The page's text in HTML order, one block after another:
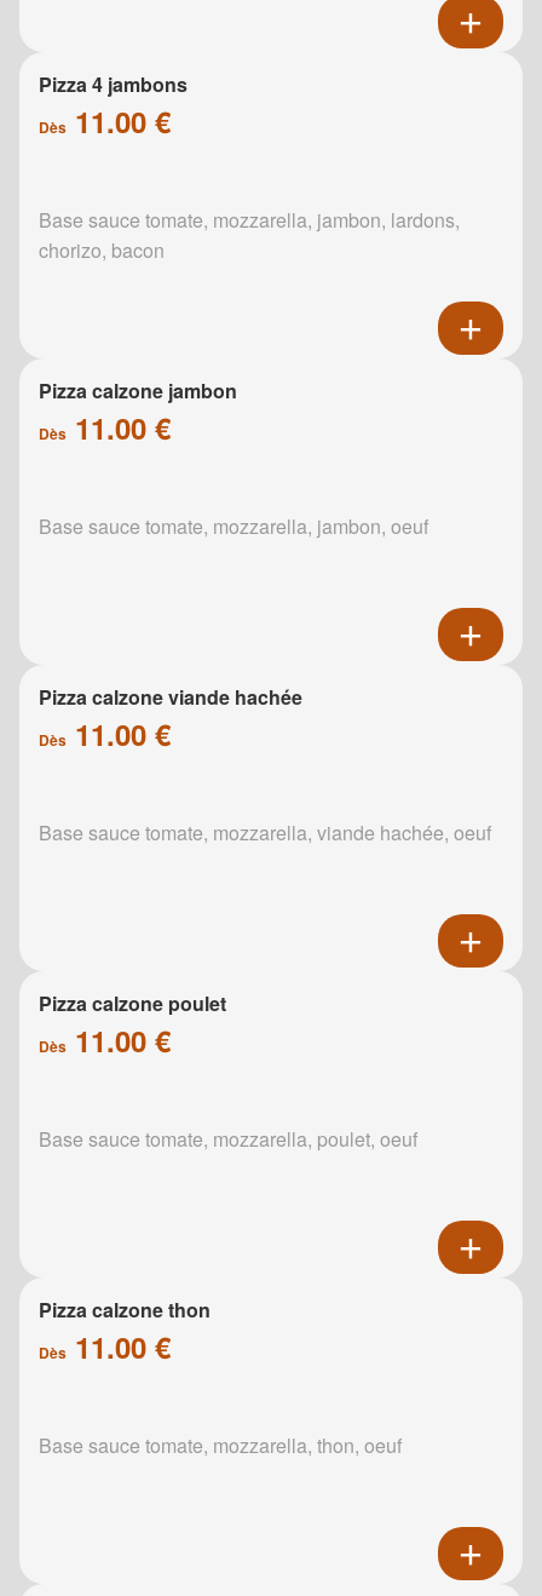
Pizza 4 jambons
Dès 11.00 €
Base sauce tomate, mozzarella, jambon, lardons,
chorizo, bacon
Pizza calzone jambon
Dès 11.00 €
Base sauce tomate, mozzarella, jambon, oeuf
Pizza calzone viande hachée
Dès 11.00 €
Base sauce tomate, mozzarella, viande hachée, oeuf
Pizza calzone poulet
Dès 11.00 €
Base sauce tomate, mozzarella, poulet, oeuf
Pizza calzone thon
Dès 11.00 €
Base sauce tomate, mozzarella, thon, oeuf